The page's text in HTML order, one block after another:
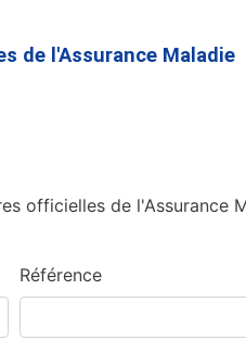
au
de l'Assurance Maladie
officielles de l'Assurance
Référence